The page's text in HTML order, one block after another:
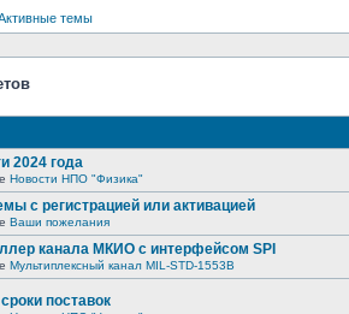
темы
2024 года
Новости НПО "Физика"
с регистрацией или активацией
Ваши пожелания
канала МКИО с интерфейсом SPI
Мультиплексный канал MIL-STD-1553B
поставок